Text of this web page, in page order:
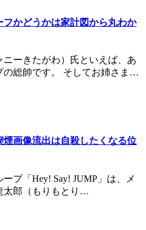
フかどうかは家計図から丸わか
ニーきたがわ）氏といえば、あ
の総帥です。 そしてお姉さま…
画像流出は自殺したくなる位
プ「Hey! Say! JUMP」は、メ
太郎（もりもとり…